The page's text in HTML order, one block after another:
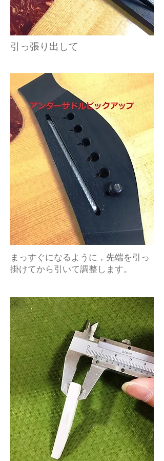
引っ張り出して
まっすぐになるように，先端を引っ
掛けてから引いて調整します。